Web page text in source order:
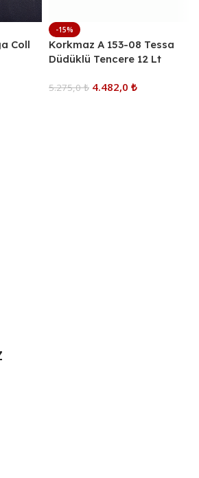
Coll
-15%
Korkmaz A 153-08 Tessa
Düdüklü Tencere 12 Lt
5.275,0₺ 4.482,0 ₺